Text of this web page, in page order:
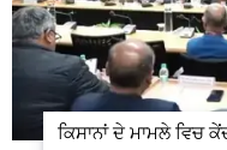
ਕਿਸਾਨਾਂ ਦੇ ਮਾਮਲੇ ਵਿਚ